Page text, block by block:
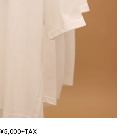
¥5,000+TAX